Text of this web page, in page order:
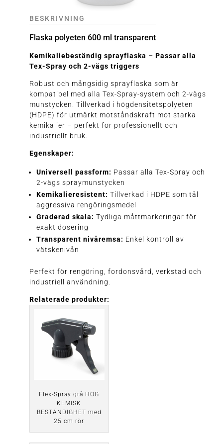
BESKRIVNING
Flaska polyeten 600 ml transparent
Kemikaliebeständig sprayflaska – Passar alla
Tex-Spray och 2-vägs triggers
Robust och mångsidig sprayflaska som är
kompatibel med alla Tex-Spray-system och 2-vägs
munstycken. Tillverkad i högdensitetspolyeten
(HDPE) för utmärkt motståndskraft mot starka
kemikalier – perfekt för professionellt och
industriellt bruk.
Egenskaper:
Universell passform: Passar alla Tex-Spray och
2-vägs spraymunstycken
Kemikalieresistent: Tillverkad i HDPE som tål
aggressiva rengöringsmedel
Graderad skala: Tydliga måttmarkeringar för
exakt dosering
Transparent nivåremsa: Enkel kontroll av
vätskenivån
Perfekt för rengöring, fordonsvård, verkstad och
industriell användning.
Relaterade produkter:
Flex-Spray grå HÖG
KEMISK
BESTÄNDIGHET med
25 cm rör